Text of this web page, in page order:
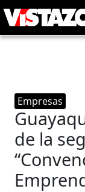
Empresas
de la